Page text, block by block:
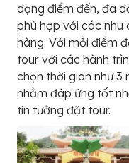
dạng điểm đến, đa
phù hợp với các nhu
hàng. Với mỗi điểm
tour với các hành
chọn thời gian như
nhằm đáp ứng tốt
tin tưởng đặt tour.